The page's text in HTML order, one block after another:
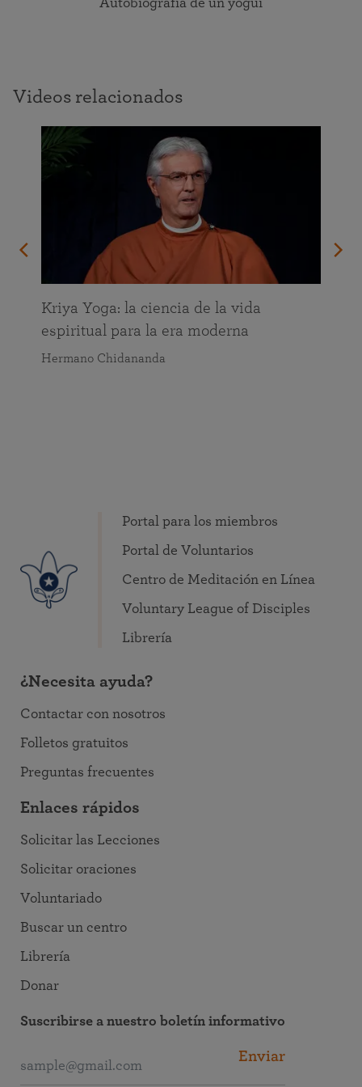
Autobiografía de un yogui
Videos relacionados
Kriya Yoga: la ciencia de la vida
espiritual para la era moderna
Hermano Chidananda
Portal para los miembros
Portal de Voluntarios
Centro de Meditación en Línea
Voluntary League of Disciples
Librería
¿Necesita ayuda?
Contactar con nosotros
Folletos gratuitos
Preguntas frecuentes
Enlaces rápidos
Solicitar las Lecciones
Solicitar oraciones
Voluntariado
Buscar un centro
Librería
Donar
Suscribirse a nuestro boletín informativo
Enviar